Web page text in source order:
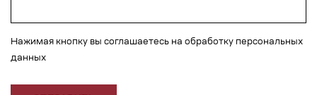
Нажимая кнопку вы соглашаетесь на обработку персональных
данных